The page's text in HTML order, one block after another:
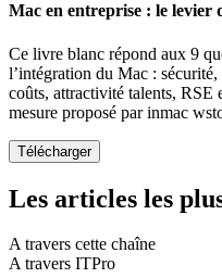
Mac en entreprise : le levier
Ce livre blanc répond aux 9
l’intégration du Mac :
coûts, attractivité talents, RSE
mesure proposé par inmac
Les articles les
A travers cette chaîne
A travers ITPro